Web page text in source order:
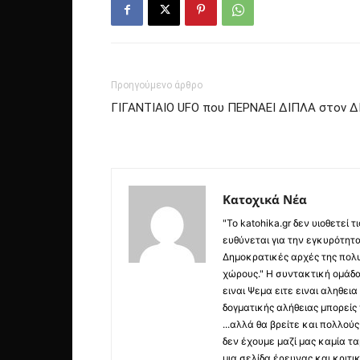
Προηγούμενο άρθρο
ΓΙΓΑΝΤΙΑΙΟ UFO που ΠΕΡΝΑΕΙ ΔΙΠΛΑ στον
Κατοχικά Νέα
"Το katohika.gr δεν υιοθετεί
ευθύνεται για την
Δημοκρατικές αρχές της
χώρους." Η συντακτική
ειναι Ψεμα ειτε ειναι
δογματικής αλήθειας
...αλλά θα βρείτε και
δεν έχουμε μαζί μας καμία